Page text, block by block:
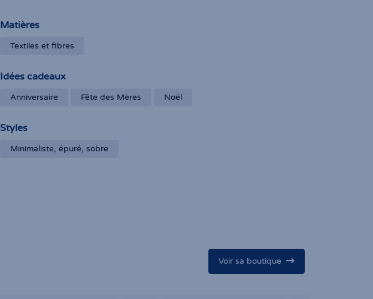
Matières
Textiles et fibres
Idées cadeaux
Anniversaire Fête des Mères Noël
Styles
Minimaliste, épuré, sobre
Voir sa boutique